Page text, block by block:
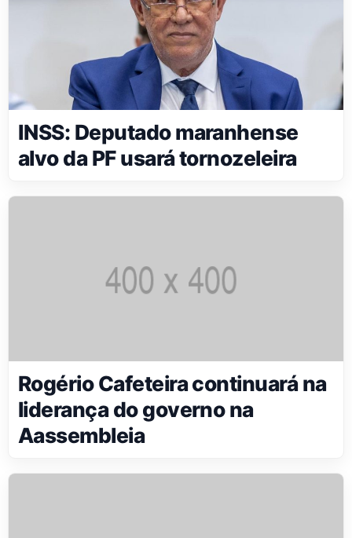
INSS: Deputado maranhense
alvo da PF usará tornozeleira
Rogério Cafeteira continuará na
liderança do governo na
Aassembleia